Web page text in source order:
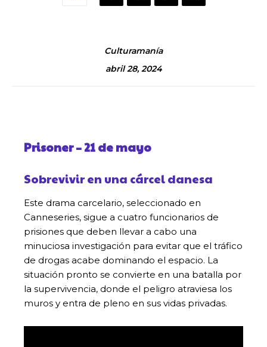
Culturamanía
abril 28, 2024
Prisoner – 21 de mayo
Sobrevivir en una cárcel danesa
Este drama carcelario, seleccionado en
Canneseries, sigue a cuatro funcionarios de
prisiones que deben llevar a cabo una
minuciosa investigación para evitar que el tráfico
de drogas acabe dominando el espacio. La
situación pronto se convierte en una batalla por
la supervivencia, donde el peligro atraviesa los
muros y entra de pleno en sus vidas privadas.